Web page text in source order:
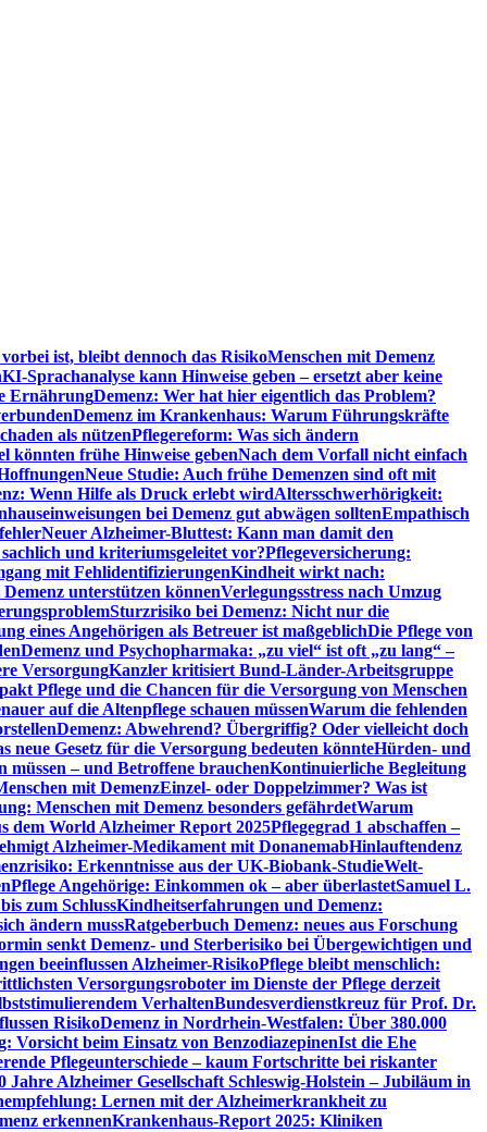
ist, bleibt dennoch das RisikoMenschen mit Demenz
KI-Sprachanalyse kann Hinweise geben – ersetzt aber keine
ErnährungDemenz: Wer hat hier eigentlich das Problem?
Demenz im Krankenhaus: Warum Führungskräfte
als nützenPflegereform: Was sich ändern
könnten frühe Hinweise gebenNach dem Vorfall nicht einfach
Neue Studie: Auch frühe Demenzen sind oft mit
Wenn Hilfe als Druck erlebt wirdAltersschwerhörigkeit:
bei Demenz gut abwägen solltenEmpathisch
Neuer Alzheimer-Bluttest: Kann man damit den
und kriteriumsgeleitet vor?Pflegeversicherung:
mit FehlidentifizierungenKindheit wirkt nach:
unterstützen könnenVerlegungsstress nach Umzug
Sturzrisiko bei Demenz: Nicht nur die
eines Angehörigen als Betreuer ist maßgeblichDie Pflege von
Demenz und Psychopharmaka: „zu viel“ ist oft „zu lang“ –
VersorgungKanzler kritisiert Bund-Länder-Arbeitsgruppe
Pflege und die Chancen für die Versorgung von Menschen
auf die Altenpflege schauen müssenWarum die fehlenden
Demenz: Abwehrend? Übergriffig? Oder vielleicht doch
neue Gesetz für die Versorgung bedeuten könnteHürden- und
– und Betroffene brauchenKontinuierliche Begleitung
mit DemenzEinzel- oder Doppelzimmer? Was ist
Menschen mit Demenz besonders gefährdetWarum
dem World Alzheimer Report 2025Pflegegrad 1 abschaffen –
Alzheimer-Medikament mit DonanemabHinlauftendenz
Erkenntnisse aus der UK-Biobank-StudieWelt-
Pflege Angehörige: Einkommen ok – aber überlastetSamuel L.
zum SchlussKindheitserfahrungen und Demenz:
ändern mussRatgeberbuch Demenz: neues aus Forschung
senkt Demenz- und Sterberisiko bei Übergewichtigen und
beeinflussen Alzheimer-RisikoPflege bleibt menschlich:
Versorgungsroboter im Dienste der Pflege derzeit
VerhaltenBundesverdienstkreuz für Prof. Dr.
RisikoDemenz in Nordrhein-Westfalen: Über 380.000
Vorsicht beim Einsatz von BenzodiazepinenIst die Ehe
Pflegeunterschiede – kaum Fortschritte bei riskanter
Jahre Alzheimer Gesellschaft Schleswig-Holstein – Jubiläum in
Lernen mit der Alzheimerkrankheit zu
erkennenKrankenhaus-Report 2025: Kliniken